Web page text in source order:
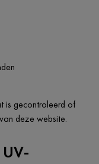
is gecontroleerd of
deze website.
UV-